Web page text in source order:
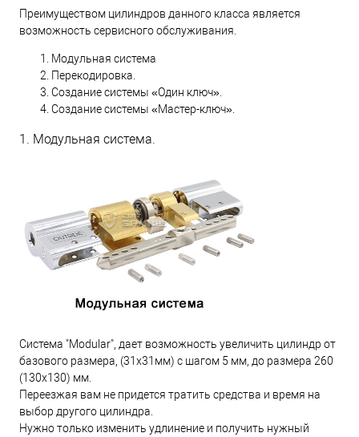
Преимуществом цилиндров данного класса является
возможность сервисного обслуживания.
Модульная система
Перекодировка.
Создание системы «Один ключ».
Создание системы «Мастер-ключ».
1. Модульная система.
Система "Modular", дает возможность увеличить цилиндр от
базового размера, (31х31мм) с шагом 5 мм, до размера 260
(130х130) мм.
Переезжая вам не придется тратить средства и время на
выбор другого цилиндра.
Нужно только изменить удлинение и получить нужный